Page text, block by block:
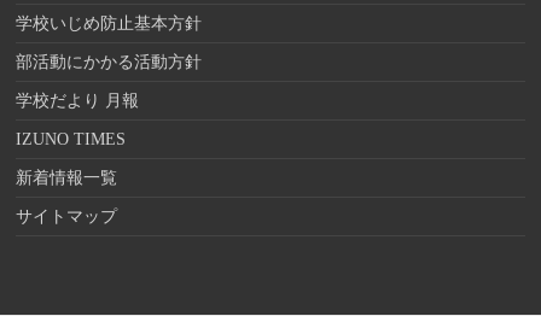
学校いじめ防止基本方針
部活動にかかる活動方針
学校だより 月報
IZUNO TIMES
新着情報一覧
サイトマップ